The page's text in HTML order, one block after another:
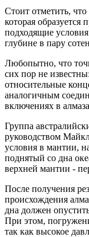
Стоит отметить,
которая
подходящие
глубине в пару
Любопытно, что
сих пор не
относительные
аналогичным
включениях в
Группа
руководством
условия в мантии,
поднятый со дна
верхней мантии -
После получения
происхождения
дна должен
При этом,
так как высокое